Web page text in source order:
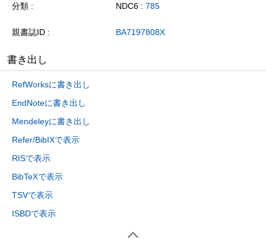
分類 NDC6 : 785
親書誌ID BA7197808X
書き出し
RefWorksに書き出し
EndNoteに書き出し
Mendeleyに書き出し
Refer/BibIXで表示
RISで表示
BibTeXで表示
TSVで表示
ISBDで表示